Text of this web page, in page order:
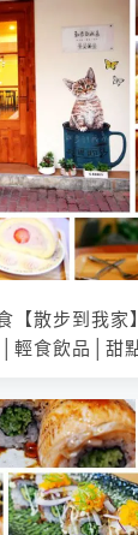
【散步到我家
輕食飲品│甜